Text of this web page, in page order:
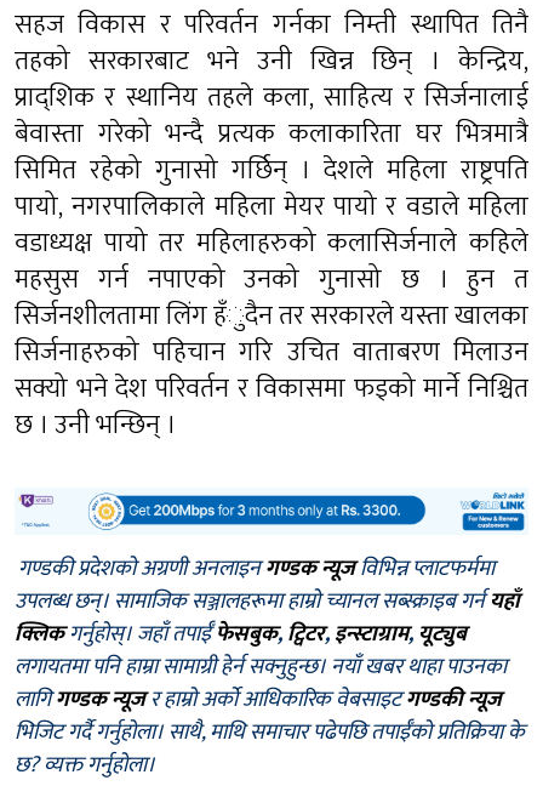
सहज विकास र परिवर्तन गर्नका निम्ती स्थापित तिनै
तहको सरकारबाट भने उनी खिन्न छिन् । केन्द्रिय,
प्राद्शिक र स्थानिय तहले कला, साहित्य र सिर्जनालाई
बेवास्ता गरेको भन्दै प्रत्यक कलाकारिता घर भित्रमात्रै
सिमित रहेको गुनासो गर्छिन् । देशले महिला राष्ट्रपति
पायो, नगरपालिकाले महिला मेयर पायो र वडाले महिला
वडाध्यक्ष पायो तर महिलाहरुको कलासिर्जनाले कहिले
महसुस गर्न नपाएको उनको गुनासो छ । हुन त
सिर्जनशीलतामा लिंग हँुदैन तर सरकारले यस्ता खालका
सिर्जनाहरुको पहिचान गरि उचित वाताबरण मिलाउन
सक्यो भने देश परिवर्तन र विकासमा फड्को मार्ने निश्चित
छ । उनी भन्छिन् ।
गण्डकी प्रदेशको अग्रणी अनलाइनगण्डक न्यूजविभिन्न प्लाटफर्ममा
उपलब्ध छन्। सामाजिक सञ्जालहरूमा हाम्रो च्यानल सब्स्क्राइब गर्नयहाँ
क्लिकगर्नुहोस्। जहाँ तपाईँफेसबुक,ट्विटर,इन्स्टाग्राम, यूट्युब
लगायतमा पनि हाम्रा सामाग्री हेर्न सक्नुहुन्छ। नयाँ खबर थाहा पाउनका
लागिगण्डक न्यूजर हाम्रो अर्को आधिकारिक वेबसाइटगण्डकी न्यूज
भिजिट गर्दै गर्नुहोला। साथै, माथि समाचार पढेपछि तपाईँको प्रतिक्रिया के
छ? व्यक्त गर्नुहोला।